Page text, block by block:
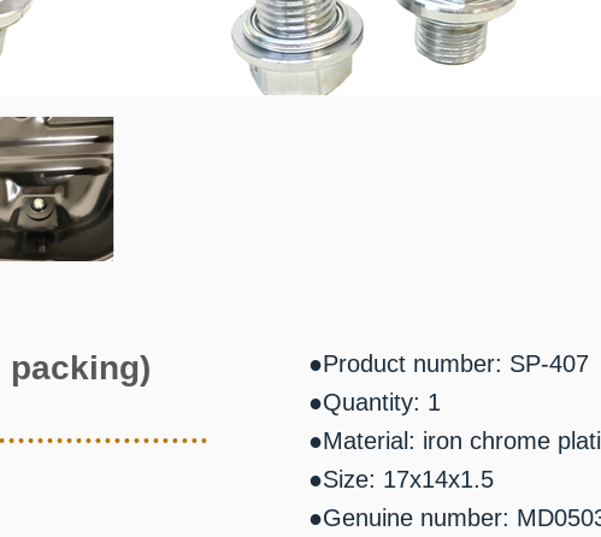
packing)
●Product number: SP-407
●Quantity: 1
●Material: iron chrome
●Size: 17x14x1.5
●Genuine number: